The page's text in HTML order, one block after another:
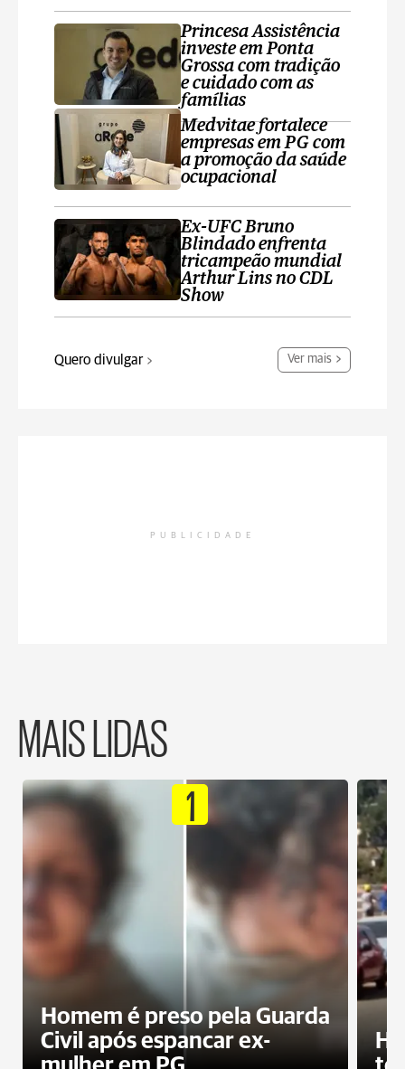
Princesa Assistência
investe em Ponta
Grossa com tradição
e cuidado com as
famílias
Medvitae fortalece
empresas em PG com
a promoção da saúde
ocupacional
Ex-UFC Bruno
Blindado enfrenta
tricampeão mundial
Arthur Lins no CDL
Show
Quero divulgar Ver mais
PUBLICIDADE
MAIS LIDAS
1
Homem é preso pela Guarda
Civil após espancar ex-